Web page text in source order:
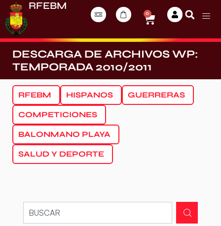
RFEBM
0
DESCARGA DE ARCHIVOS WP:
TEMPORADA 2010/2011
RFEBM HISPANOS GUERRERAS
COMPETICIONES
BALONMANO PLAYA
SALUD Y DEPORTE